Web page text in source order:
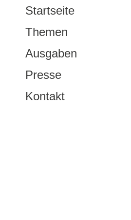
Startseite
Themen
Ausgaben
Presse
Kontakt